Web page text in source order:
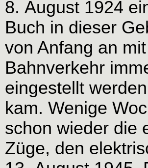
8. August 1924
Buch in dieser
von Anfang an
Bahnverkehr
eingestellt
kam. Wenige
schon wieder die
Züge, den